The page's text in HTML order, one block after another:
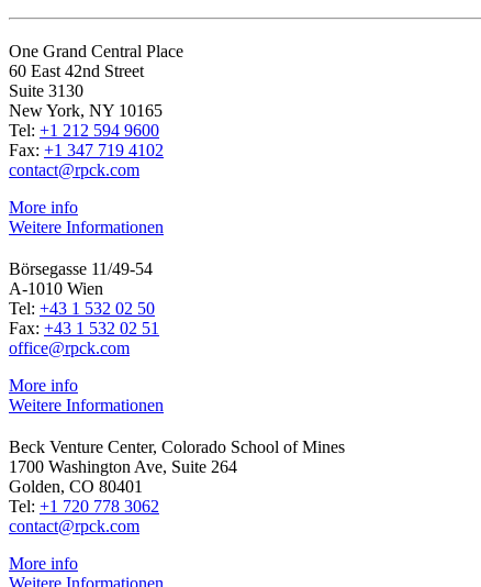
One Grand Central Place
60 East 42nd Street
Suite 3130
New York, NY 10165
Tel: +1 212 594 9600
Fax: +1 347 719 4102
contact@rpck.com
More info
Weitere Informationen
Börsegasse 11/49-54
A-1010 Wien
Tel: +43 1 532 02 50
Fax: +43 1 532 02 51
office@rpck.com
More info
Weitere Informationen
Beck Venture Center, Colorado School of Mines
1700 Washington Ave, Suite 264
Golden, CO 80401
Tel: +1 720 778 3062
contact@rpck.com
More info
Weitere Informationen